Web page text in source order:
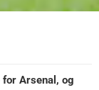
Arsenal, og